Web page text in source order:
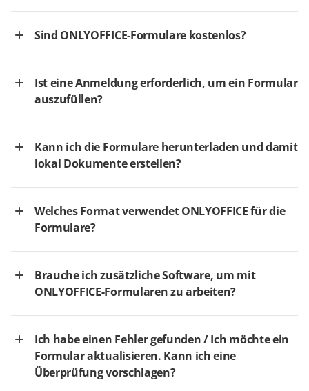
Sind ONLYOFFICE-Formulare kostenlos?
Ist eine Anmeldung erforderlich, um ein Formular
auszufüllen?
Kann ich die Formulare herunterladen und damit
lokal Dokumente erstellen?
Welches Format verwendet ONLYOFFICE für die
Formulare?
Brauche ich zusätzliche Software, um mit
ONLYOFFICE-Formularen zu arbeiten?
Ich habe einen Fehler gefunden / Ich möchte ein
Formular aktualisieren. Kann ich eine
Überprüfung vorschlagen?